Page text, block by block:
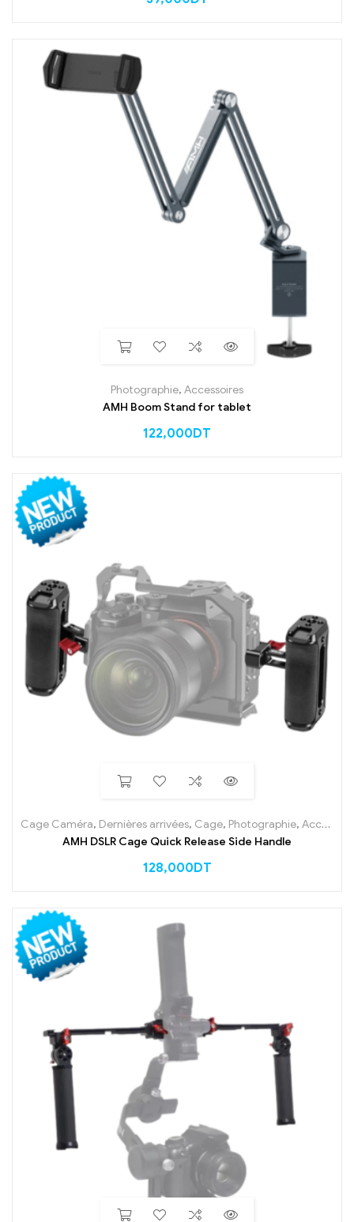
Photographie, Accessoires
AMH Boom Stand for tablet
122,000DT
Cage Caméra, Dernières arrivées, Cage, Photographie, Accessoires
AMH DSLR Cage Quick Release Side Handle
128,000DT